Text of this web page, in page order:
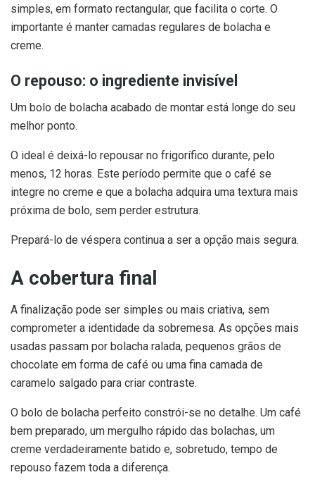
simples, em formato rectangular, que facilita o corte. O
importante é manter camadas regulares de bolacha e
creme.
O repouso: o ingrediente invisível
Um bolo de bolacha acabado de montar está longe do seu
melhor ponto.
O ideal é deixá-lo repousar no frigorífico durante, pelo
menos, 12 horas. Este período permite que o café se
integre no creme e que a bolacha adquira uma textura mais
próxima de bolo, sem perder estrutura.
Prepará-lo de véspera continua a ser a opção mais segura.
A cobertura final
A finalização pode ser simples ou mais criativa, sem
comprometer a identidade da sobremesa. As opções mais
usadas passam por bolacha ralada, pequenos grãos de
chocolate em forma de café ou uma fina camada de
caramelo salgado para criar contraste.
O bolo de bolacha perfeito constrói-se no detalhe. Um café
bem preparado, um mergulho rápido das bolachas, um
creme verdadeiramente batido e, sobretudo, tempo de
repouso fazem toda a diferença.